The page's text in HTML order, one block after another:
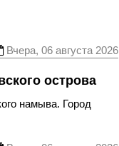
Вчера, 06 августа 2026
острова
намыва. Город